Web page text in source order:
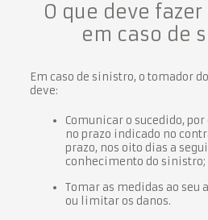
O que deve
em caso de
Em caso de sinistro, o tomador
deve:
Comunicar o sucedido,
no prazo indicado no
prazo, nos oito dias a
conhecimento do sinistro;
Tomar as medidas ao seu
ou limitar os danos.